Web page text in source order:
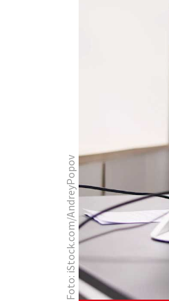
Foto: iStock.com/AndreyPopov